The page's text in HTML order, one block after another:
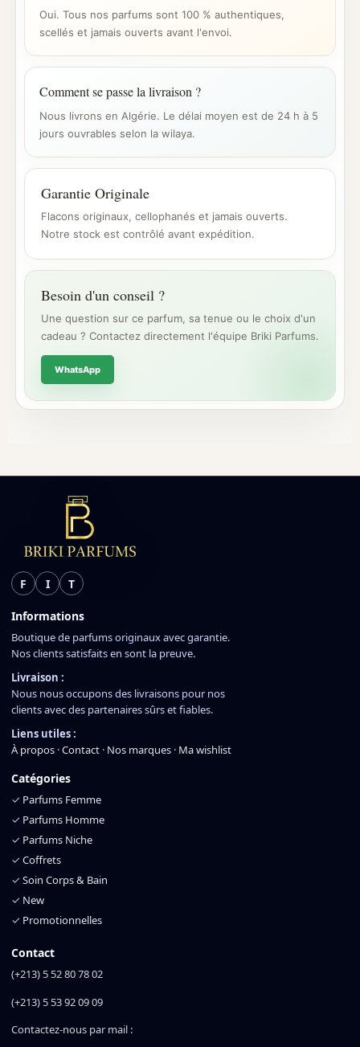
Oui. Tous nos parfums sont 100 % authentiques,
scellés et jamais ouverts avant l'envoi.
Comment se passe la livraison ?
Nous livrons en Algérie. Le délai moyen est de 24 h à 5
jours ouvrables selon la wilaya.
Garantie Originale
Flacons originaux, cellophanés et jamais ouverts.
Notre stock est contrôlé avant expédition.
Besoin d'un conseil ?
Une question sur ce parfum, sa tenue ou le choix d'un
cadeau ? Contactez directement l'équipe Briki Parfums.
WhatsApp
F I T
Informations
Boutique de parfums originaux avec garantie.
Nos clients satisfaits en sont la preuve.
Livraison :
Nous nous occupons des livraisons pour nos
clients avec des partenaires sûrs et fiables.
Liens utiles :
À propos ·Contact · Nos marques · Ma wishlist
Catégories
✓ Parfums Femme
✓ Parfums Homme
✓ Parfums Niche
✓ Coffrets
✓ Soin Corps & Bain
✓ New
✓ Promotionnelles
Contact
(+213) 5 52 80 78 02
(+213) 5 53 92 09 09
Contactez-nous par mail :